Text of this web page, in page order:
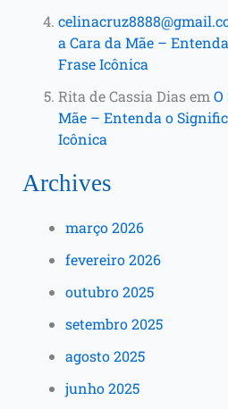
a Cara da Mãe –
Frase Icônica
Rita de Cassia DiasemO
Mãe – Entenda o
Icônica
Archives
março 2026
fevereiro 2026
outubro 2025
setembro 2025
agosto 2025
junho 2025